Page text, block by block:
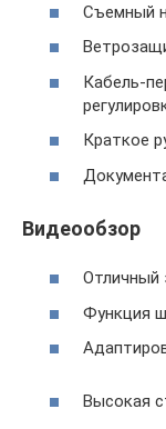
Съемный
Кабель-
Краткое
Видеообзор
Отличный
Функция
Высокая